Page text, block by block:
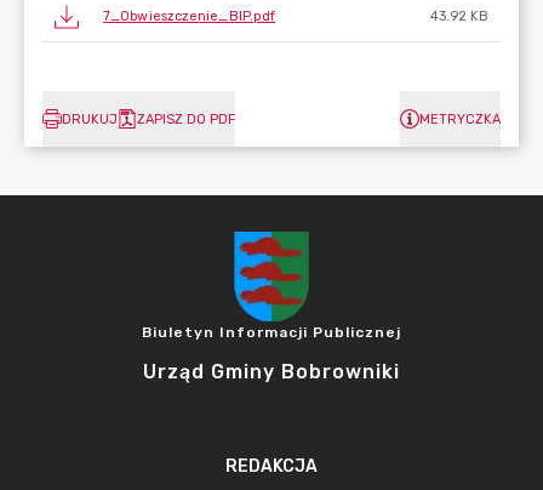
7_Obwieszczenie_BIP.pdf 43.92 KB
DRUKUJ ZAPISZ DO PDF METRYCZKA
Biuletyn Informacji Publicznej
Urząd Gminy Bobrowniki
REDAKCJA